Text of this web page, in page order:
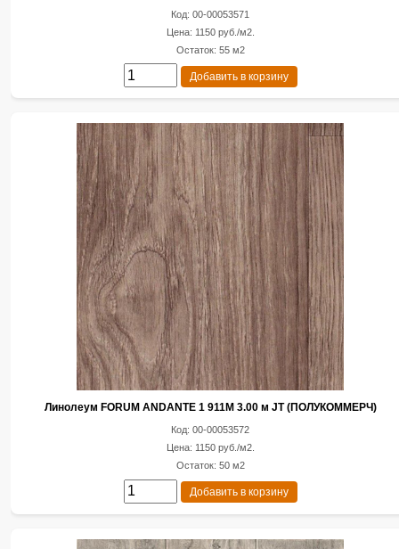
Код: 00-00053571
Цена: 1150 руб./м2.
Остаток: 55 м2
Добавить в корзину
Линолеум FORUM ANDANTE 1 911M 3.00 м JT (ПОЛУКОММЕРЧ)
Код: 00-00053572
Цена: 1150 руб./м2.
Остаток: 50 м2
Добавить в корзину